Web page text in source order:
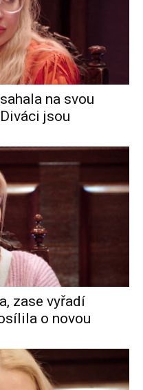
na svou
jsou
zase vyřadí
o novou